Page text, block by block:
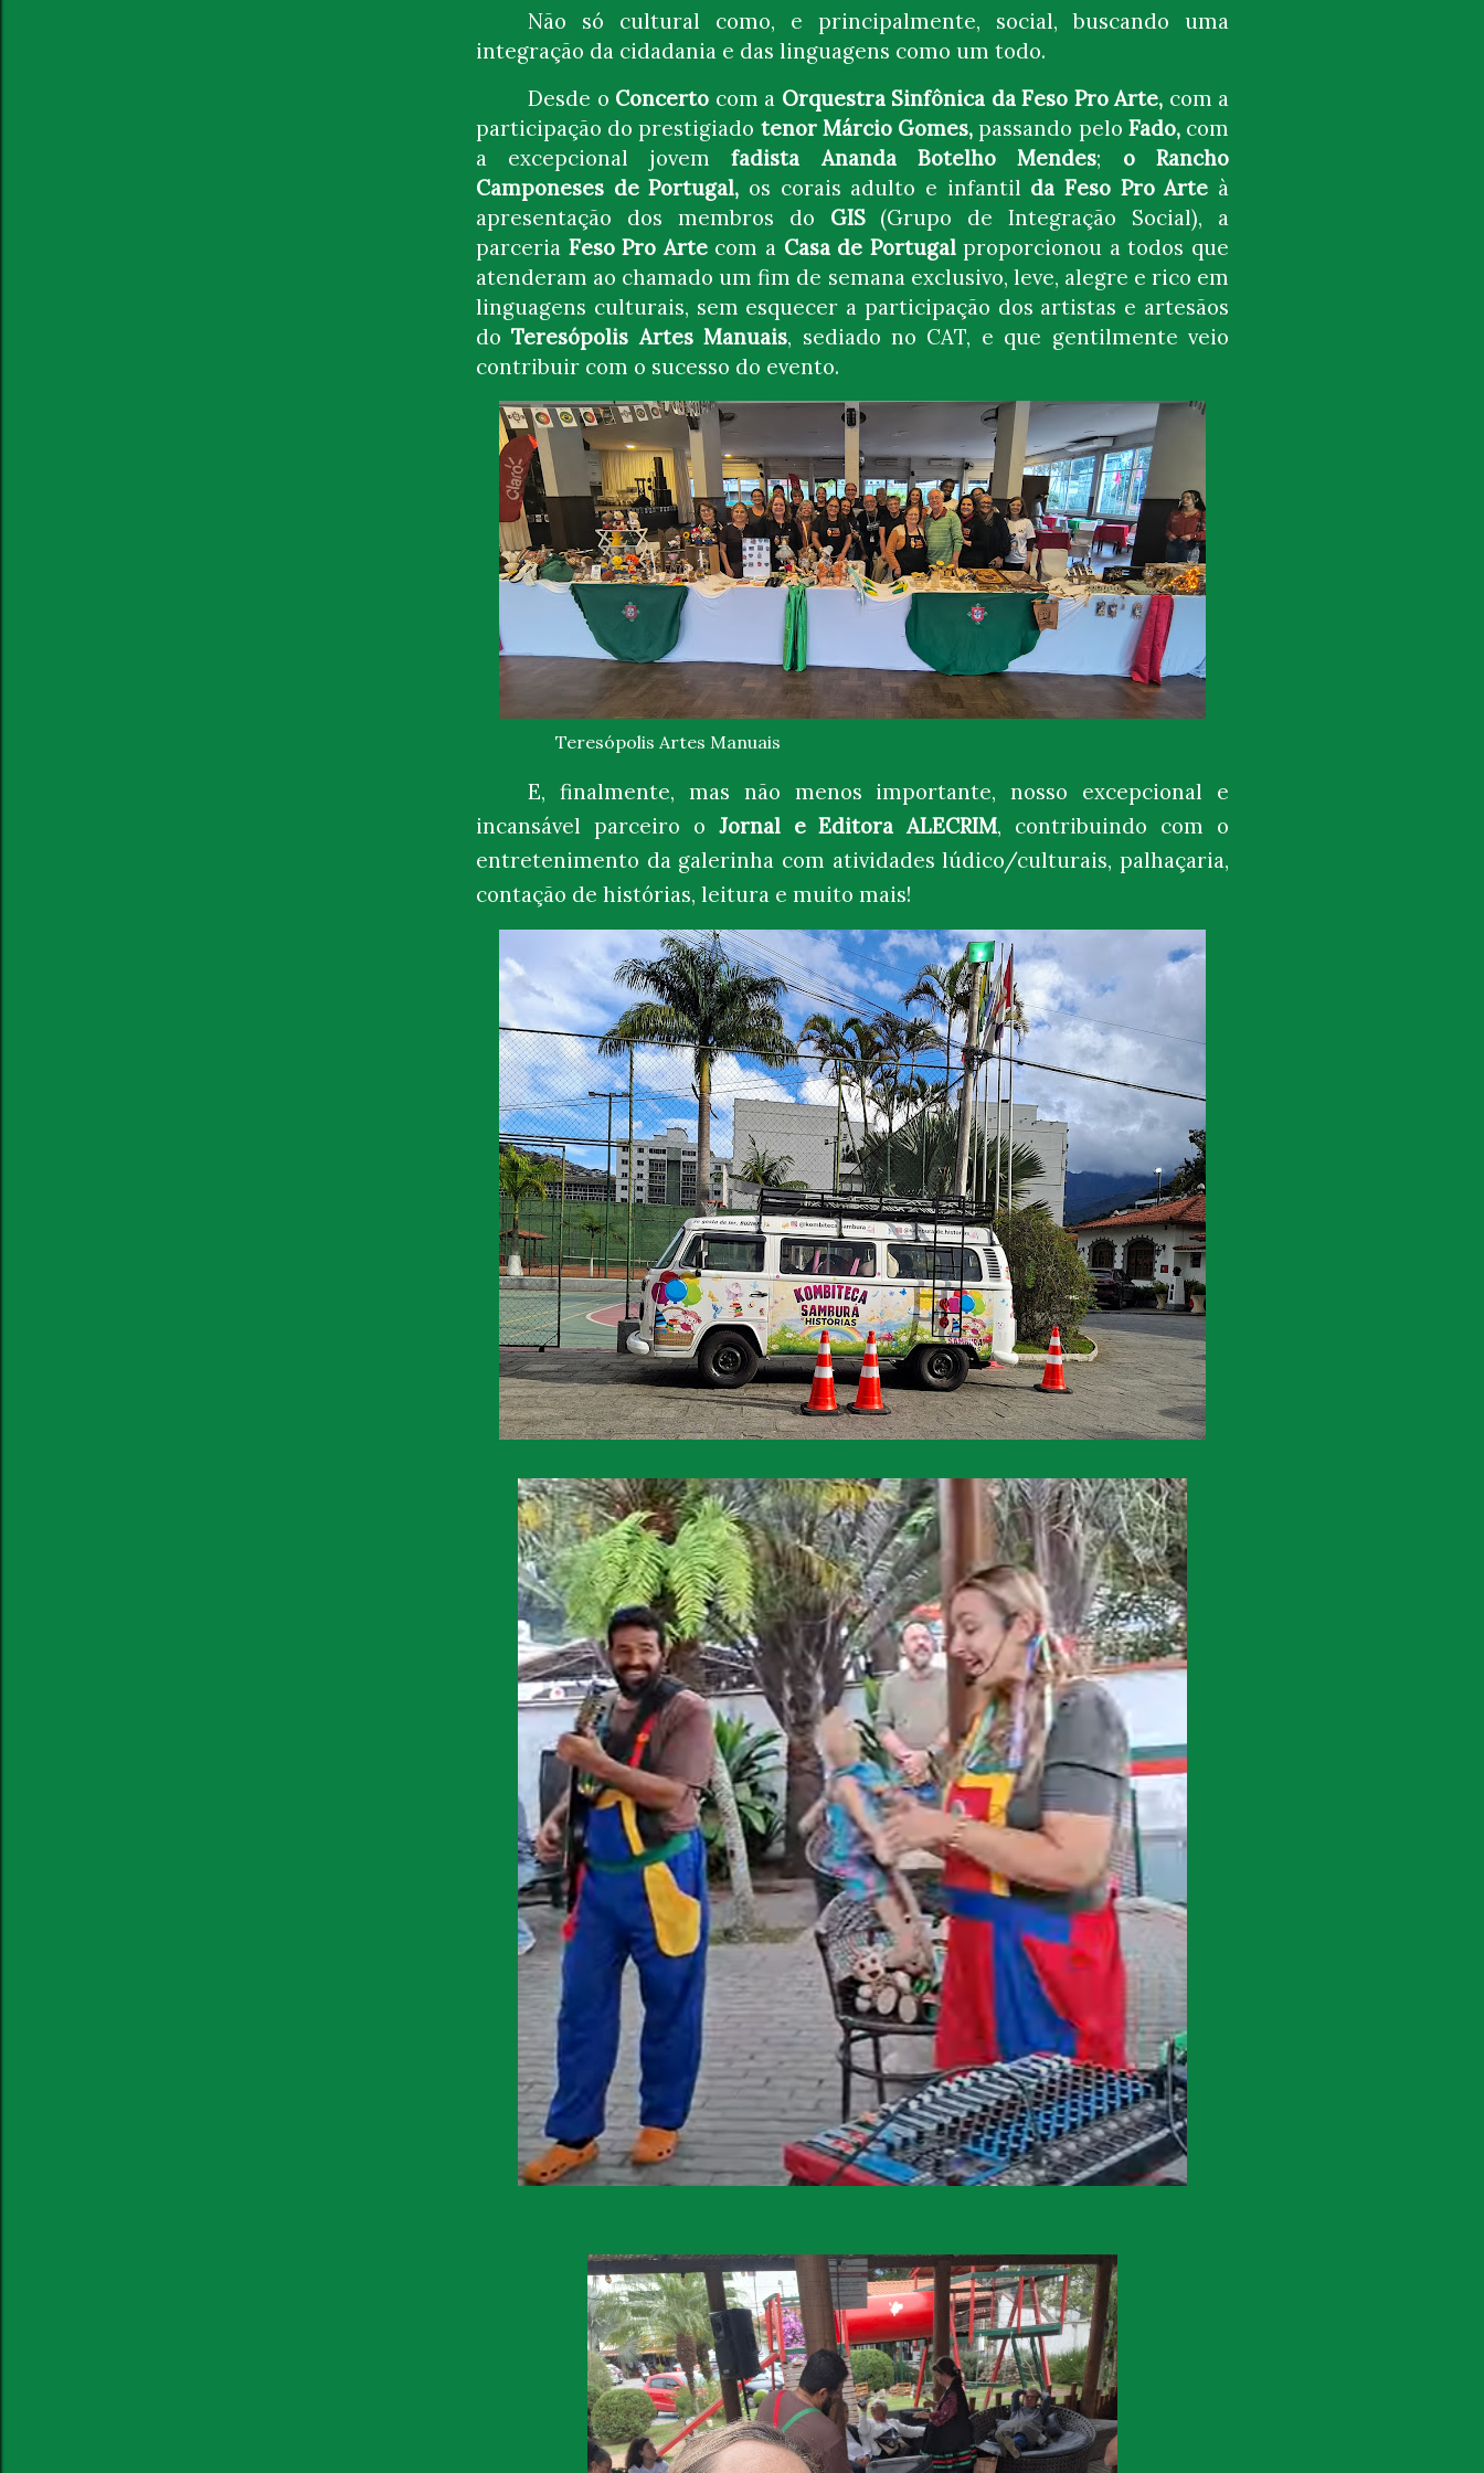
Não só cultural como, e principalmente, social, buscando uma
integração da cidadania e das linguagens como um todo.
Desde o Concerto com a Orquestra Sinfônica da Feso Pro Arte, com a
participação do prestigiado tenor Márcio Gomes,passando pelo Fado, com
a excepcional jovemfadista Ananda Botelho Mendes; o Rancho
Camponeses de Portugal, os corais adulto e infantil da Feso Pro Arte à
apresentação dos membros do GIS(Grupo de Integração Social), a
parceria Feso Pro Artecom a Casa de Portugalproporcionou a todos que
atenderam ao chamado um fim de semana exclusivo, leve, alegre e rico em
linguagens culturais, sem esquecer a participação dos artistas e artesãos
doTeresópolis Artes Manuais, sediado no CAT, e que gentilmente veio
contribuir com o sucesso do evento.
Teresópolis Artes Manuais
E, finalmente, mas não menos importante, nosso excepcional e
incansável parceiro o Jornal e Editora ALECRIM, contribuindo com o
entretenimento da galerinha com atividades lúdico/culturais, palhaçaria,
contação de histórias, leitura e muito mais!